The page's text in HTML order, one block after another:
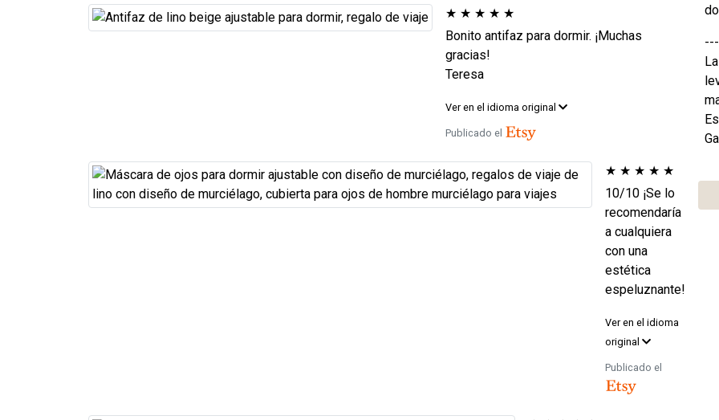
★ ★ ★ ★ ★
Bonito antifaz para dormir. ¡Muchas
gracias!
Teresa
Ver en el idioma original
Publicado el
★ ★ ★ ★ ★
10/10 ¡Se lo
recomendaría
a cualquiera
con una
estética
espeluznante!
Ver en el idioma
original
Publicado el